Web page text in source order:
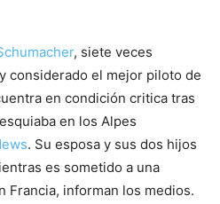
, siete veces
considerado el mejor piloto de
en condición critica tras
en los Alpes
. Su esposa y sus dos hijos
es sometido a una
Francia, informan los medios.